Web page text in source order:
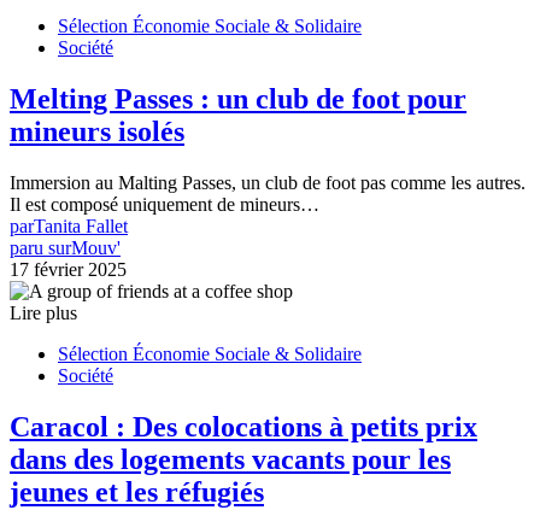
Sélection Économie Sociale & Solidaire
Société
Melting Passes : un club de foot pour
mineurs isolés
Immersion au Malting Passes, un club de foot pas comme les autres.
Il est composé uniquement de mineurs…
parTanita Fallet
paru surMouv'
17 février 2025
Lire plus
Sélection Économie Sociale & Solidaire
Société
Caracol : Des colocations à petits prix
dans des logements vacants pour les
jeunes et les réfugiés